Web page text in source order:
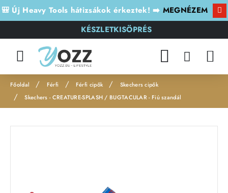
🎒 Új Heavy Tools hátizsákok érkeztek! ➡️ MEGNÉZEM
KÉSZLETKISÖPRÉS
o
Férfi Férfi cipők
Skechers cipők
Skechers - CREATURE-SPLASH / BUGTACULAR - Fiú szandál